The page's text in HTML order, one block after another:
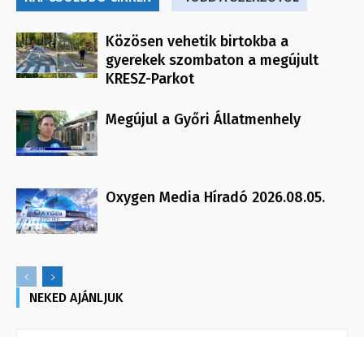
Közösen vehetik birtokba a
gyerekek szombaton a megújult
KRESZ-Parkot
Megújul a Győri Állatmenhely
Oxygen Media Híradó 2026.08.05.
NEKED AJÁNLJUK